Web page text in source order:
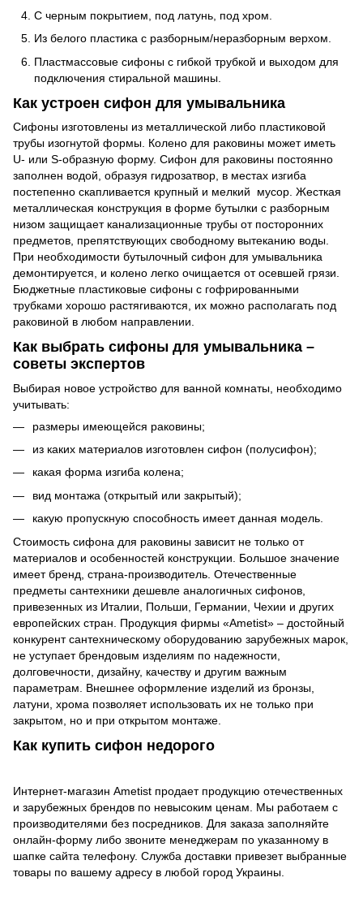
С черным покрытием, под латунь, под хром.
Из белого пластика с разборным/неразборным верхом.
Пластмассовые сифоны с гибкой трубкой и выходом для
подключения стиральной машины.
Как устроен сифон для умывальника
Сифоны изготовлены из металлической либо пластиковой
трубы изогнутой формы. Колено для раковины может иметь
U- или S-образную форму. Сифон для раковины постоянно
заполнен водой, образуя гидрозатвор, в местах изгиба
постепенно скапливается крупный и мелкий мусор. Жесткая
металлическая конструкция в форме бутылки с разборным
низом защищает канализационные трубы от посторонних
предметов, препятствующих свободному вытеканию воды.
При необходимости бутылочный сифон для умывальника
демонтируется, и колено легко очищается от осевшей грязи.
Бюджетные пластиковые сифоны с гофрированными
трубками хорошо растягиваются, их можно располагать под
раковиной в любом направлении.
Как выбрать сифоны для умывальника –
советы экспертов
Выбирая новое устройство для ванной комнаты, необходимо
учитывать:
размеры имеющейся раковины;
из каких материалов изготовлен сифон (полусифон);
какая форма изгиба колена;
вид монтажа (открытый или закрытый);
какую пропускную способность имеет данная модель.
Стоимость сифона для раковины зависит не только от
материалов и особенностей конструкции. Большое значение
имеет бренд, страна-производитель. Отечественные
предметы сантехники дешевле аналогичных сифонов,
привезенных из Италии, Польши, Германии, Чехии и других
европейских стран. Продукция фирмы «Ametist» – достойный
конкурент сантехническому оборудованию зарубежных марок,
не уступает брендовым изделиям по надежности,
долговечности, дизайну, качеству и другим важным
параметрам. Внешнее оформление изделий из бронзы,
латуни, хрома позволяет использовать их не только при
закрытом, но и при открытом монтаже.
Как купить сифон недорого
Интернет-магазин Ametist продает продукцию отечественных
и зарубежных брендов по невысоким ценам. Мы работаем с
производителями без посредников. Для заказа заполняйте
онлайн-форму либо звоните менеджерам по указанному в
шапке сайта телефону. Служба доставки привезет выбранные
товары по вашему адресу в любой город Украины.